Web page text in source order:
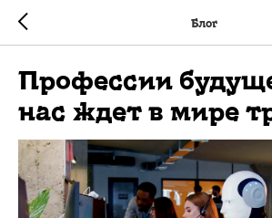
Блог
Профессии
нас ждет в мире